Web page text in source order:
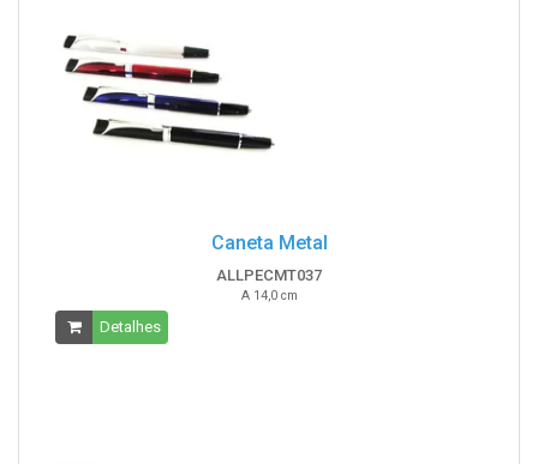
Caneta Metal
ALLPECMT037
A 14,0 cm
Detalhes